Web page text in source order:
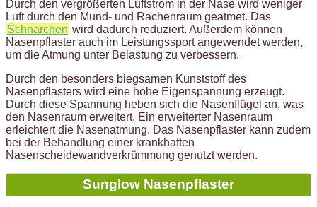
Durch den vergrößerten Luftstrom in der Nase wird weniger
Luft durch den Mund- und Rachenraum geatmet. Das
Schnarchen wird dadurch reduziert. Außerdem können
Nasenpflaster auch im Leistungssport angewendet werden,
um die Atmung unter Belastung zu verbessern.
Durch den besonders biegsamen Kunststoff des
Nasenpflasters wird eine hohe Eigenspannung erzeugt.
Durch diese Spannung heben sich die Nasenflügel an, was
den Nasenraum erweitert. Ein erweiterter Nasenraum
erleichtert die Nasenatmung. Das Nasenpflaster kann zudem
bei der Behandlung einer krankhaften
Nasenscheidewandverkrümmung genutzt werden.
Sunglow Nasenpflaster